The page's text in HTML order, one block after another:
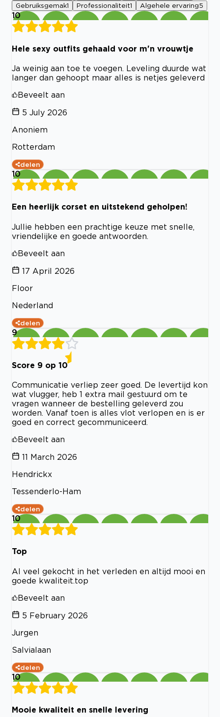
Gebruiksgemak1 Professionaliteit1 Algehele ervaring5
10
Hele sexy outfits gehaald voor m'n vrouwtje
Ja weinig aan toe te voegen. Leveling duurde wat
langer dan gehoopt maar alles is netjes geleverd
Beveelt aan
5 July 2026
Anoniem
Rotterdam
delen
10
Een heerlijk corset en uitstekend geholpen!
Jullie hebben een prachtige keuze met snelle,
vriendelijke en goede antwoorden.
Beveelt aan
17 April 2026
Floor
Nederland
delen
9
Score 9 op 10
Communicatie verliep zeer goed. De levertijd kon
wat vlugger, heb 1 extra mail gestuurd om te
vragen wanneer de bestelling geleverd zou
worden. Vanaf toen is alles vlot verlopen en is er
goed en correct gecommuniceerd.
Beveelt aan
11 March 2026
Hendrickx
Tessenderlo-Ham
delen
10
Top
Al veel gekocht in het verleden en altijd mooi en
goede kwaliteit.top
Beveelt aan
5 February 2026
Jurgen
Salvialaan
delen
10
Mooie kwaliteit en snelle levering